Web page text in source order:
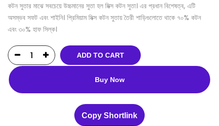
কটন সুতার মাঝে সবচেয়ে উচ্চমানের সুতা হল মিক্স কটন সুতা। এর প্রধান বিশেষত্ব, এটি
অসম্ভব সফট এবং শাইনি। প্রিমিয়াম মিক্স কটন সুতায় তৈরী শাড়িগুলোতে থাকে ৭০% কটন
এবং ৩০% হাফ সিল্ক।
ADD TO CART
Buy Now
Copy Shortlink